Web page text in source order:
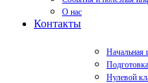
О нас
Контакты
Начальная
Нулевой